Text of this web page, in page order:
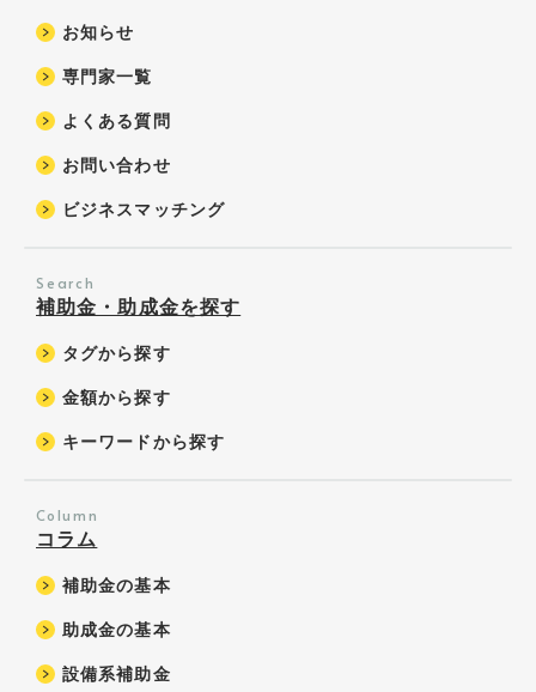
お知らせ
専門家一覧
よくある質問
お問い合わせ
ビジネスマッチング
Search
補助金・助成金を探す
タグから探す
金額から探す
キーワードから探す
Column
コラム
補助金の基本
助成金の基本
設備系補助金